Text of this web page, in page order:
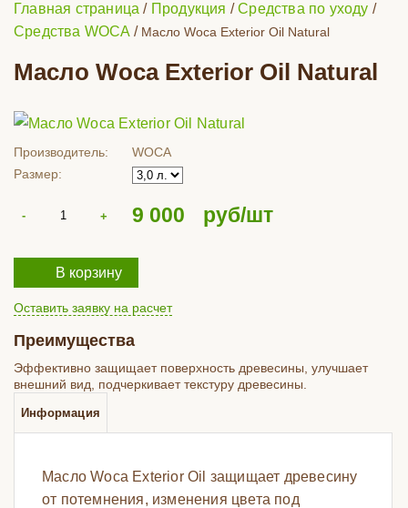
Главная страница / Продукция /Средства по уходу /
Средства WOCA/ Масло Woca Exterior Oil Natural
Масло Woca Exterior Oil Natural
Производитель:
WOCA
Размер:
9 000 руб/шт
В корзину
Оставить заявку на расчет
Преимущества
Эффективно защищает поверхность древесины, улучшает
внешний вид, подчеркивает текстуру древесины.
Информация
Масло Woca Exterior Oil защищает древесину
от потемнения, изменения цвета под